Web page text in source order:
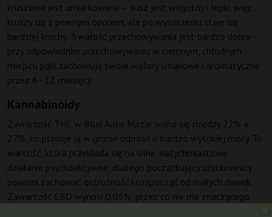
kruszenia jest umiarkowana – susz jest wilgotny i lepki, więc
kruszy się z pewnym oporem, ale po wysuszeniu staje się
bardziej kruchy. Trwałość przechowywania jest bardzo dobra –
przy odpowiednim przechowywaniu w ciemnym, chłodnym
miejscu pąki zachowują swoje walory smakowe i aromatyczne
przez 6–12 miesięcy.
Kannabinoidy
Zawartość THC w Blue Auto Mazar waha się między 22% a
27%, co plasuje ją w gronie odmian o bardzo wysokiej mocy. To
wartość, która przekłada się na silne, natychmiastowe
działanie psychoaktywne, dlatego początkujący użytkownicy
powinni zachować ostrożność i rozpocząć od małych dawek.
Zawartość CBD wynosi 0,05%, przez co nie ma znaczącego